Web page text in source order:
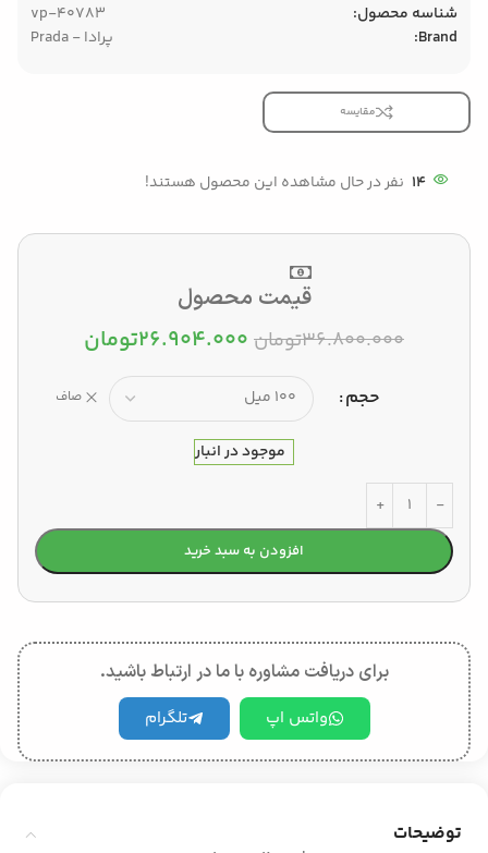
شناسه محصول:
vp-40783
Brand:
پرادا - Prada
مقایسه
14 نفر در حال مشاهده این محصول هستند!
قیمت محصول
۳۶.۸۰۰.۰۰۰تومان ۲۶.۹۰۴.۰۰۰تومان
حجم صاف
موجود در انبار
افزودن به سبد خرید
برای دریافت مشاوره با ما در ارتباط باشید.
واتس اپ تلگرام
توضیحات